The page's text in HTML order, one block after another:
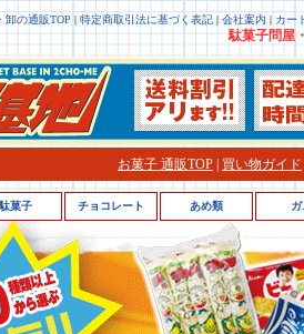
卸の通販TOP | 特定商取引法に基づく表記 | 会社案内 | カー
駄菓子問屋
お菓子 通販TOP 買い物ガイド